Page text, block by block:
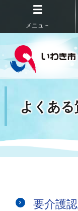
メニュ－
よくある
要介護